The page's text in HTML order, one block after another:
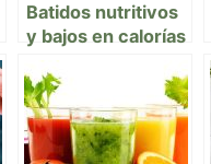
Batidos nutritivos
y bajos en calorías
y tu peso 🍓🌿